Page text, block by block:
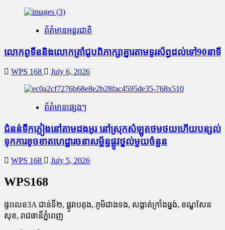
ព័ត៌មានអន្តរជាតិ
លោកពូទីននិងលោកត្រាំជូបពិភាក្សាគ្នារតាមទូរស័ព្ធដល់ទៅ90នាទី
WPS 168 July 6, 2026
ព័ត៌មានផ្សេងៗ
ជំនន់​ទឹកភ្លៀង​នៅ​តាម​ដងអូរ​ នៅ​ស្រុក​សំឡូត​ថមថយ​ហើយ​បន្សល់​
ទុក​ការ​ខូចខាត​ហេដ្ឋារចនាសម្ព័ន្ធ​ផ្លូវថ្នល់​មួយ​ចំនួន
WPS 168 July 5, 2026
WPS168
ផ្ទះលេខ3A ជាន់ទី២, ផ្លូវបេតុង, ភូមិជាងទង, សង្កាត់ក្រាំងធ្នង់, ខណ្ឌសែន
សុខ, រាជធានីភ្នំពេញ